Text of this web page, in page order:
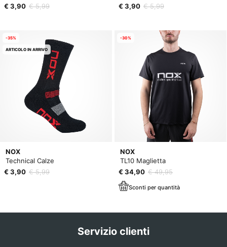
€ 3,90 € 5,99
€ 3,90 € 5,99
NOX
Technical Calze
€ 3,90 € 5,99
-35%
ARTICOLO IN ARRIVO
NOX
TL10 Maglietta
€ 34,90 € 49,95
Sconti per quantità
-30%
Servizio clienti